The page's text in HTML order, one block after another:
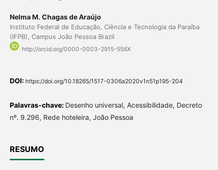
Nelma M. Chagas de Araújo
Instituto Federal de Educação, Ciência e Tecnologia da Paraíba
(IFPB), Campus João Pessoa Brazil
http://orcid.org/0000-0003-2915-556X
DOI: https://doi.org/10.18265/1517-0306a2020v1n51p195-204
Palavras-chave: Desenho universal, Acessibilidade, Decreto
nº. 9.296, Rede hoteleira, João Pessoa
RESUMO